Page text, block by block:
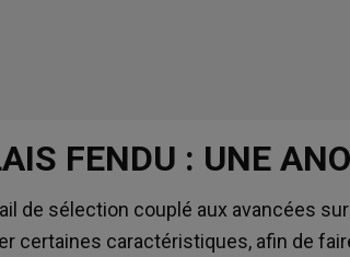
FENDU : UNE
de sélection couplé aux avancées
certaines caractéristiques, afin de